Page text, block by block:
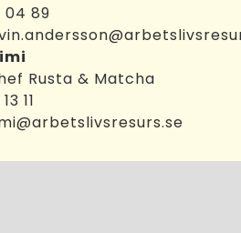
04 89
Rusta & Matcha
11